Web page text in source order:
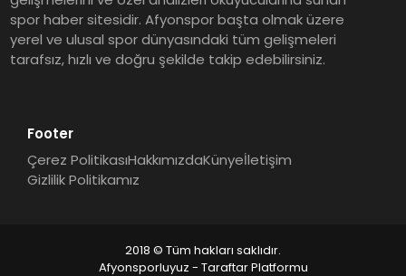
spor haber sitesidir. Afyonspor başta olmak üzere
yerel ve ulusal spor dünyasındaki tüm gelişmeleri
tarafsız, hızlı ve doğru şekilde takip edebilirsiniz.
Footer
Çerez PolitikasıHakkımızdaKünyeİletişim
Gizlilik Politikamız
2018 © Tüm hakları saklıdır.
Afyonsporluyuz - Taraftar Platformu